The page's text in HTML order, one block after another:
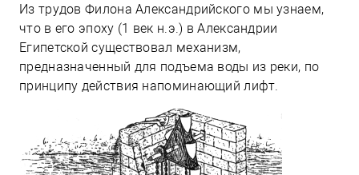
Из трудов Филона Александрийского мы узнаем,
что в его эпоху (1 век н.э.) в Александрии
Египетской существовал механизм,
предназначенный для подъема воды из реки, по
принципу действия напоминающий лифт.